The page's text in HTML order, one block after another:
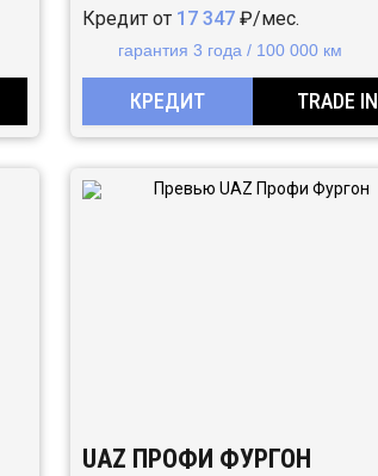
Кредит от 17 347₽/мес.
гарантия 3 года / 100 000 км
КРЕДИТ TRADE IN
UAZ ПРОФИ ФУРГОН